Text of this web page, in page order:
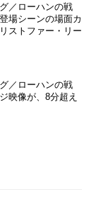
／ローハンの戦
場シーンの場面カ
ストファー・リー
／ローハンの戦
映像が、8分超え